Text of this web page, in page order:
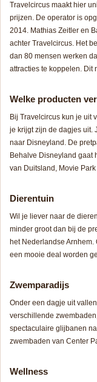
Travelcircus maakt hier
prijzen. De operator is
2014. Mathias Zeitler en
achter Travelcircus. Het
dan 80 mensen werken
attracties te koppelen. Dit
Welke producten
Bij Travelcircus kun je uit
je krijgt zijn de dagjes uit.
naar Disneyland. De
Behalve Disneyland gaat
van Duitsland, Movie
Dierentuin
Wil je liever naar de
minder groot dan bij de
het Nederlandse
een mooie deal worden
Zwemparadijs
Onder een dagje uit
verschillende
spectaculaire glijbanen
zwembaden van Center
Wellness